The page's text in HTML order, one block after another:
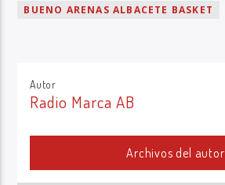
BUENO ARENAS ALBACETE BASKET
Autor
Radio Marca AB
Archivos del autor